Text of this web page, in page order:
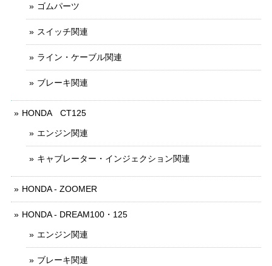
ゴムパーツ
スイッチ関連
ライン・ケーブル関連
ブレーキ関連
HONDA CT125
エンジン関連
キャブレーター・インジェクション関連
HONDA - ZOOMER
HONDA - DREAM100・125
エンジン関連
ブレーキ関連